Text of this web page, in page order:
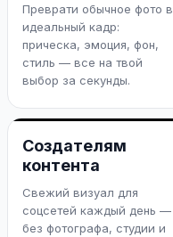
Преврати обычное фото в
идеальный кадр:
прическа, эмоция, фон,
стиль — все на твой
выбор за секунды.
Создателям
контента
Свежий визуал для
соцсетей каждый день —
без фотографа, студии и